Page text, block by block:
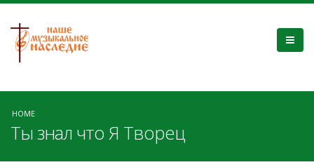
HOME
Ты знал что Я Творец